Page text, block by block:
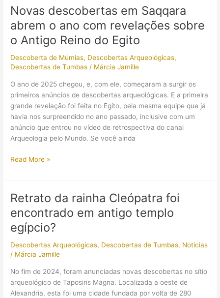
revelam
novos
detalhes
sobre
o
Egito
Novas descobertas em Saqqara
abrem o ano com revelações sobre
o Antigo Reino do Egito
Descoberta de Múmias, Descobertas Arqueológicas,
Descobertas de Tumbas / Márcia Jamille
O ano de 2025 chegou, e, com ele, começaram a surgir os
primeiros anúncios de descobertas arqueológicas. E a primeira
grande revelação foi feita no Egito, pela mesma equipe que já
havia nos surpreendido no ano passado, inclusive com um
anúncio que entrou no vídeo de retrospectiva do canal
Arqueologia pelo Mundo. Se você ainda
Novas
abrem
o
ano
com
revelações
sobre
Reino
Read More »
Retrato da rainha Cleópatra foi
encontrado em antigo templo
egípcio?
Descobertas Arqueológicas, Descobertas de Tumbas, Notícias
/ Márcia Jamille
No fim de 2024, foram anunciadas novas descobertas no sítio
arqueológico de Taposiris Magna. Localizada a oeste de
Alexandria, esta foi uma cidade fundada por volta de 280